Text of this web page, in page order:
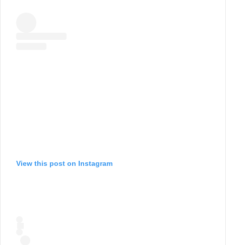
View this post on Instagram